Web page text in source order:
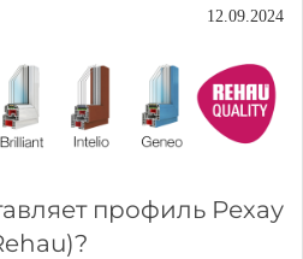
12.09.2024
профиль Рехау